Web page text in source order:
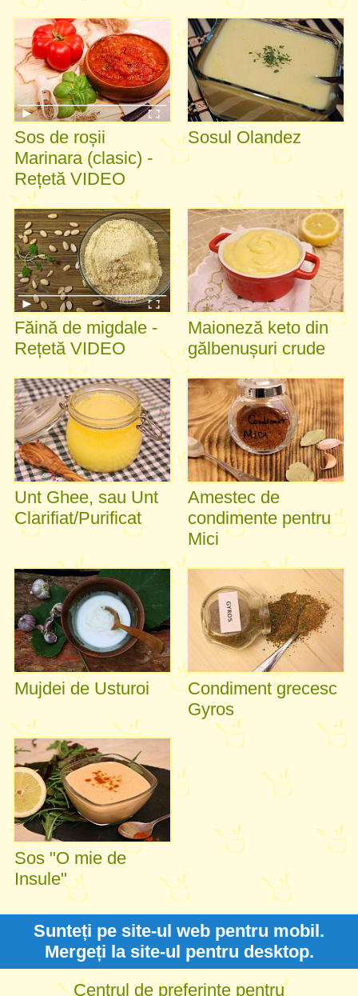
Sos de roșii
Marinara (clasic) -
Rețetă VIDEO
Sosul Olandez
Făină de migdale -
Rețetă VIDEO
Maioneză keto din
gălbenușuri crude
Unt Ghee, sau Unt
Clarifiat/Purificat
Amestec de
condimente pentru
Mici
Mujdei de Usturoi
Condiment grecesc
Gyros
Sos "O mie de
Insule"
Sunteți pe site-ul web pentru mobil.
Mergeți la site-ul pentru desktop.
Centrul de preferinte pentru